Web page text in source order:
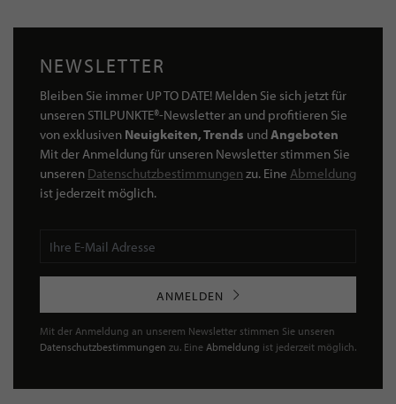
NEWSLETTER
Bleiben Sie immer UP TO DATE! Melden Sie sich jetzt für
unseren STILPUNKTE®-Newsletter an und profitieren Sie
von exklusiven Neuigkeiten, Trends undAngeboten
Mit der Anmeldung für unseren Newsletter stimmen Sie
unseren Datenschutzbestimmungen zu. Eine Abmeldung
ist jederzeit möglich.
ANMELDEN
Mit der Anmeldung an unserem Newsletter stimmen Sie unseren
Datenschutzbestimmungen zu. Eine Abmeldung ist jederzeit möglich.